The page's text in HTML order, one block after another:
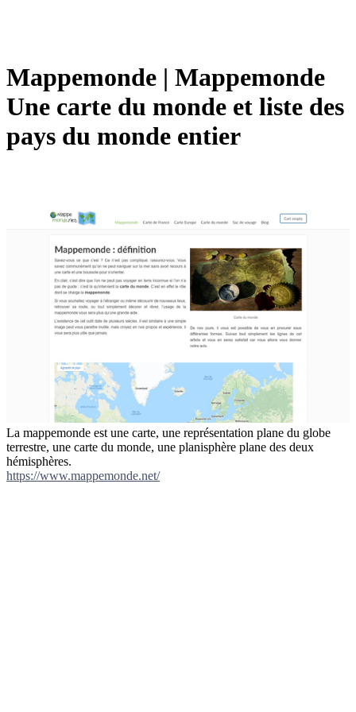
Mappemonde | Mappemonde
Une carte du monde et liste des
pays du monde entier
La mappemonde est une carte, une représentation plane du globe
terrestre, une carte du monde, une planisphère plane des deux
hémisphères.
https://www.mappemonde.net/